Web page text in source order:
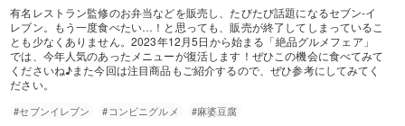
有名レストラン監修のお弁当などを販売し、たびたび話題になるセブン-イ
レブン。もう一度食べたい…！と思っても、販売が終了してしまっているこ
とも少なくありません。2023年12月5日から始まる「絶品グルメフェア」
では、今年人気のあったメニューが復活します！ぜひこの機会に食べてみて
くださいね♪また今回は注目商品もご紹介するので、ぜひ参考にしてみてく
ださい。
#セブンイレブン #コンビニグルメ #麻婆豆腐